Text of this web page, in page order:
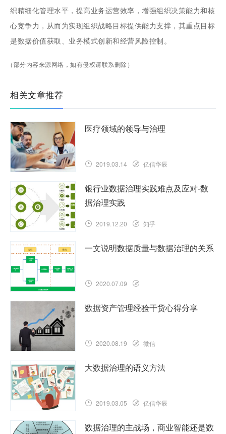
织精细化管理水平，提高业务运营效率，增强组织决策能力和核
心竞争力，从而为实现组织战略目标提供能力支撑，其重点目标
是数据价值获取、业务模式创新和经营风险控制。
（部分内容来源网络，如有侵权请联系删除）
相关文章推荐
医疗领域的领导与治理
2019.03.14 亿信华辰
银行业数据治理实践难点及应对-数
据治理实践
2019.12.20 知乎
一文说明数据质量与数据治理的关系
2020.07.09
数据资产管理经验干货心得分享
2020.08.19 微信
大数据治理的语义方法
2019.03.05 亿信华辰
数据治理的主战场，商业智能还是数